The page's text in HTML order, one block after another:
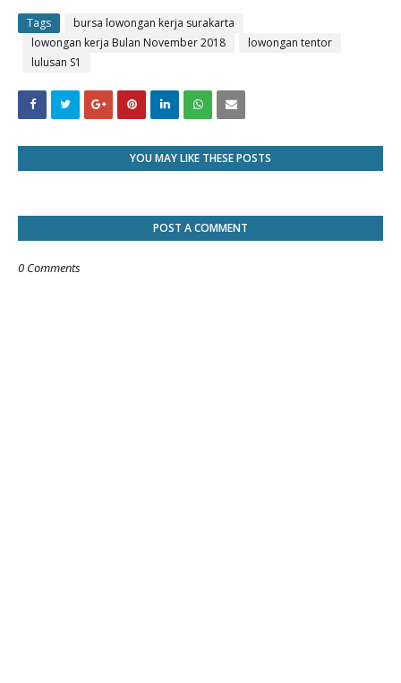
Tags
bursa lowongan kerja surakarta
lowongan kerja Bulan November 2018
lowongan tentor
lulusan S1
YOU MAY LIKE THESE POSTS
POST A COMMENT
0 Comments